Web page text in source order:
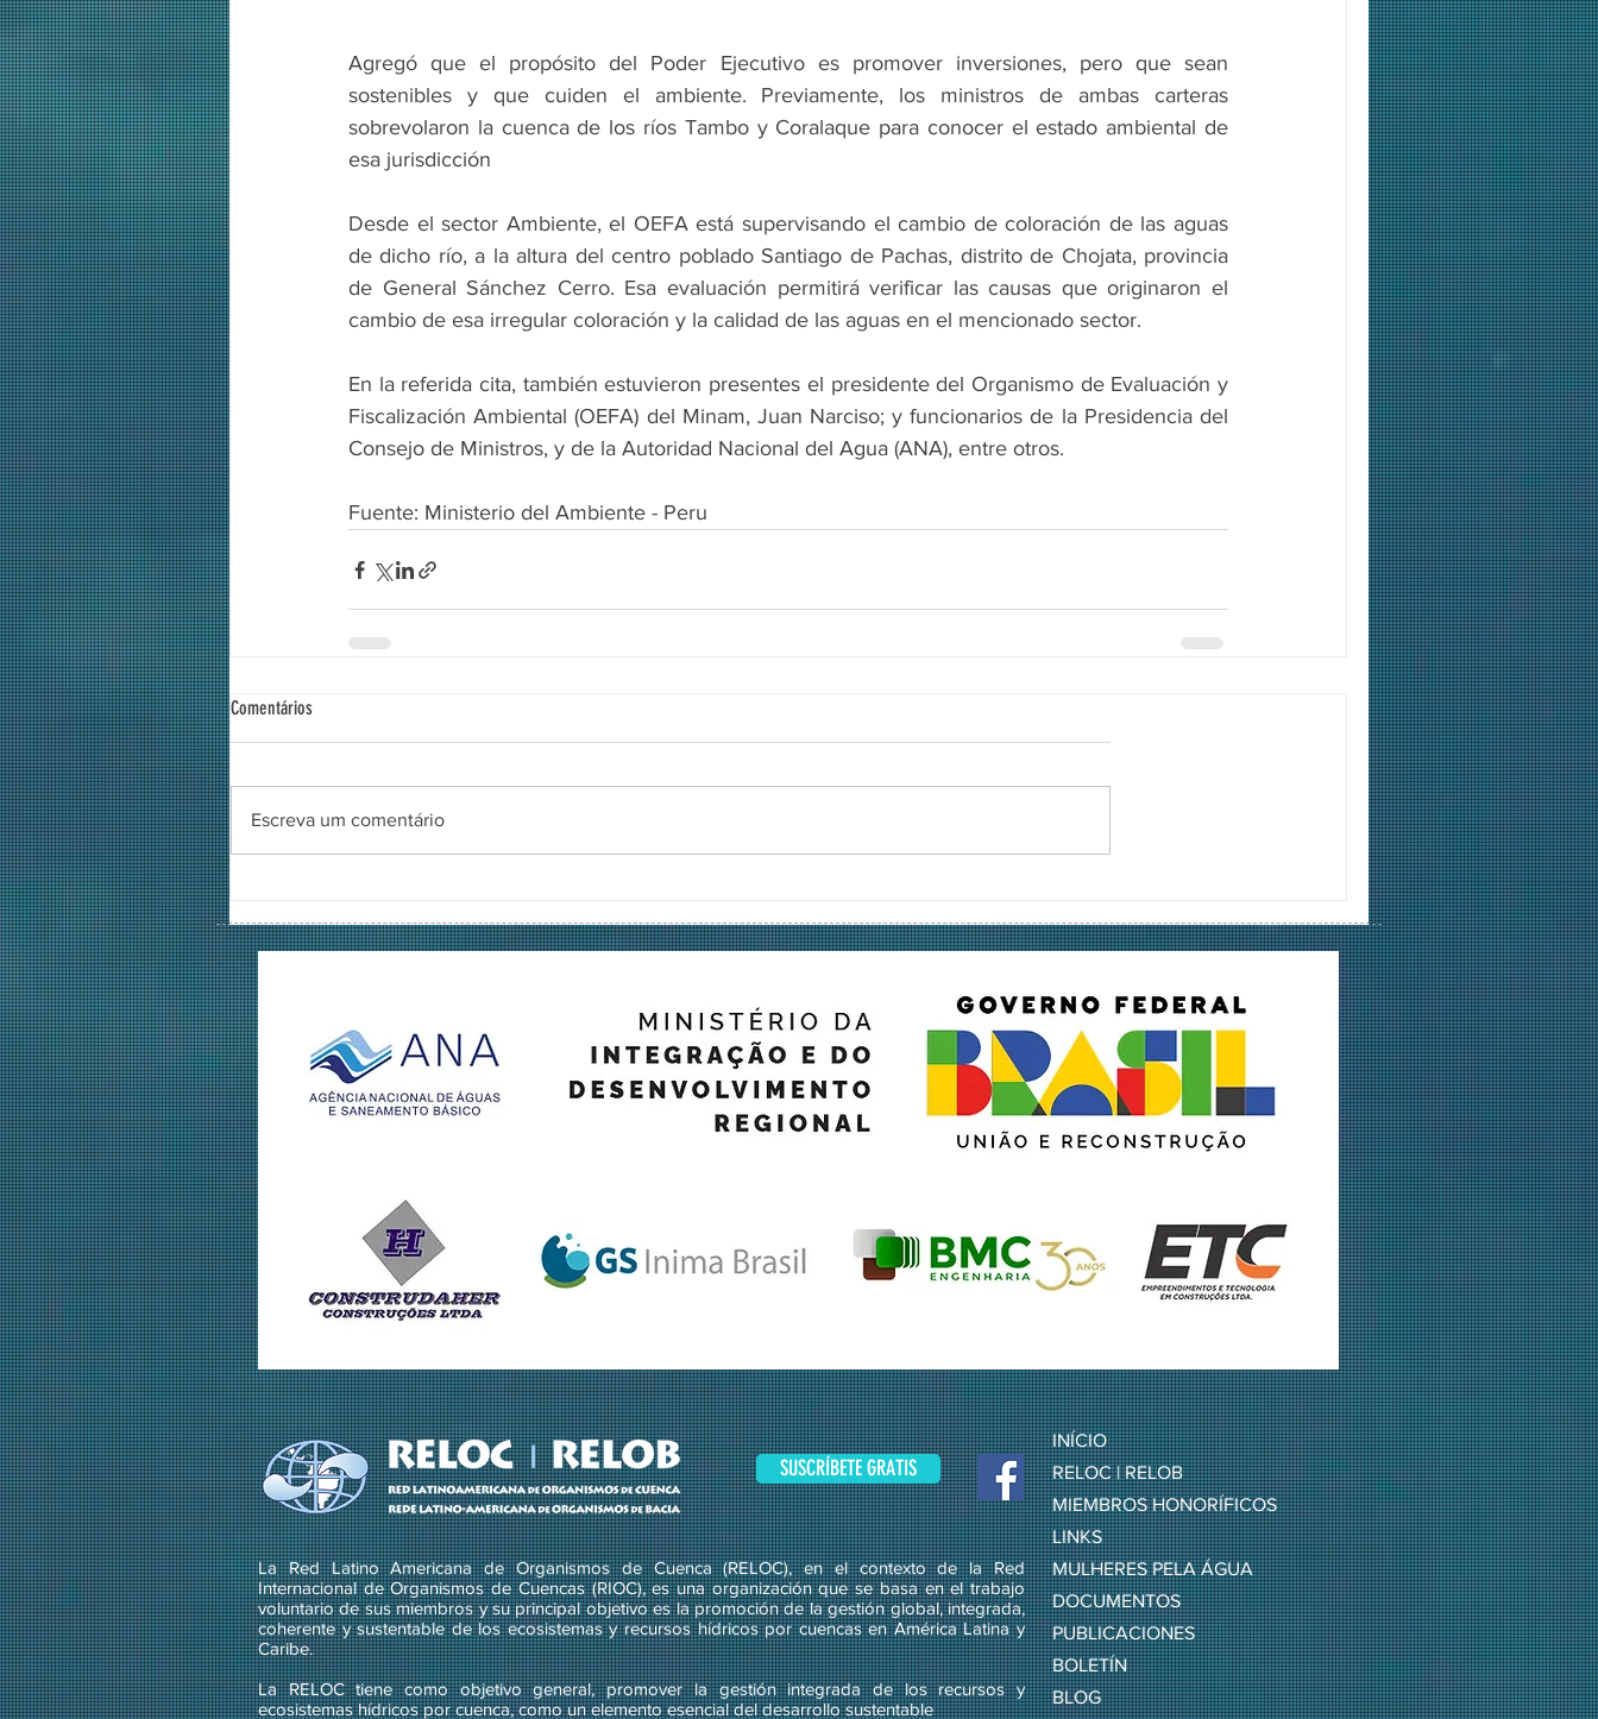
Agregó que el propósito del Poder Ejecutivo es promover inversiones, pero que sean
sostenibles y que cuiden el ambiente. Previamente, los ministros de ambas carteras
sobrevolaron la cuenca de los ríos Tambo y Coralaque para conocer el estado ambiental de
esa jurisdicción
Desde el sector Ambiente, el OEFA está supervisando el cambio de coloración de las aguas
de dicho río, a la altura del centro poblado Santiago de Pachas, distrito de Chojata, provincia
de General Sánchez Cerro. Esa evaluación permitirá verificar las causas que originaron el
cambio de esa irregular coloración y la calidad de las aguas en el mencionado sector.
En la referida cita, también estuvieron presentes el presidente del Organismo de Evaluación y
Fiscalización Ambiental (OEFA) del Minam, Juan Narciso; y funcionarios de la Presidencia del
Consejo de Ministros, y de la Autoridad Nacional del Agua (ANA), entre otros.
Fuente: Ministerio del Ambiente - Peru
Comentários
Escreva um comentário
SUSCRÍBETE GRATIS
La Red Latino Americana de Organismos de Cuenca (RELOC), en el contexto de la Red
Internacional de Organismos de Cuencas (RIOC), es una organización que se basa en el trabajo
voluntario de sus miembros y su principal objetivo es la promoción de la gestión global, integrada,
coherente y sustentable de los ecosistemas y recursos hídricos por cuencas en América Latina y
Caribe.
La RELOC tiene como objetivo general, promover la gestión integrada de los recursos y
ecosistemas hídricos por cuenca, como un elemento esencial del desarrollo sustentable
INÍCIO
RELOC | RELOB
MIEMBROS HONORÍFICOS
LINKS
MULHERES PELA ÁGUA
DOCUMENTOS
PUBLICACIONES
BOLETÍN
BLOG